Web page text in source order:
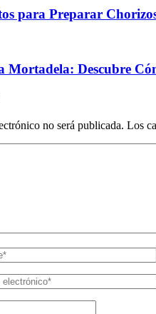
para Preparar
Mortadela: Descubre
no será publicada. Los